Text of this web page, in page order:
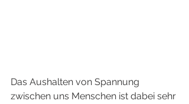
Das Aushalten von Spannung
zwischen uns Menschen ist dabei sehr